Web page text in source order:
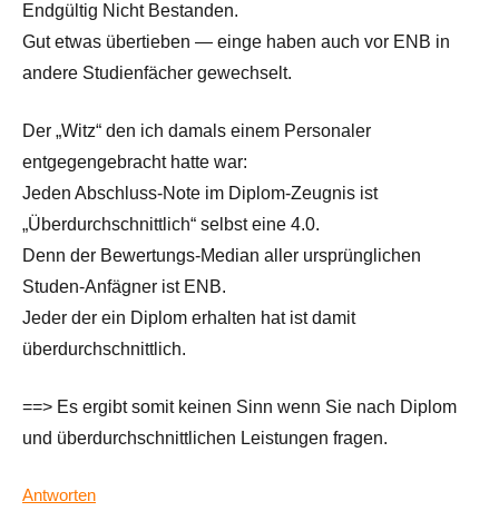
Endgültig Nicht Bestanden.
Gut etwas übertieben — einge haben auch vor ENB in
andere Studienfächer gewechselt.
Der „Witz“ den ich damals einem Personaler
entgegengebracht hatte war:
Jeden Abschluss-Note im Diplom-Zeugnis ist
„Überdurchschnittlich“ selbst eine 4.0.
Denn der Bewertungs-Median aller ursprünglichen
Studen-Anfägner ist ENB.
Jeder der ein Diplom erhalten hat ist damit
überdurchschnittlich.
==> Es ergibt somit keinen Sinn wenn Sie nach Diplom
und überdurchschnittlichen Leistungen fragen.
Antworten